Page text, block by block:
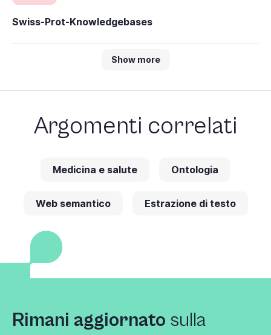
Swiss-Prot-Knowledgebases
Show more
Argomenti correlati
Medicina e salute Ontologia
Web semantico Estrazione di testo
Rimani aggiornato sulla